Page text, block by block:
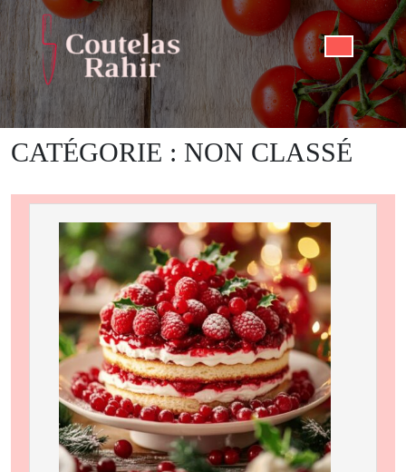
Skip
content
Open
CATÉGORIE : NON CLASSÉ